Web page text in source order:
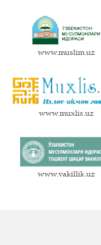
www.muslim.uz
www.muxlis.uz
www.vakillik.uz